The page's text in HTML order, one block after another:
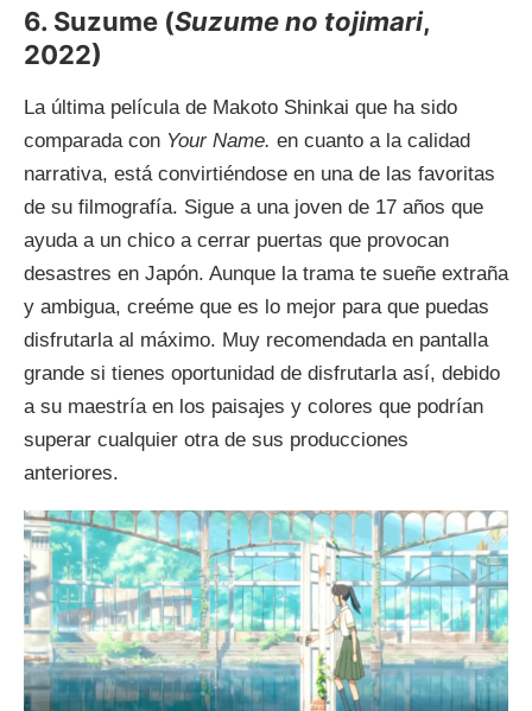
6. Suzume (Suzume no tojimari,
2022)
La última película de Makoto Shinkai que ha sido
comparada con Your Name. en cuanto a la calidad
narrativa, está convirtiéndose en una de las favoritas
de su filmografía. Sigue a una joven de 17 años que
ayuda a un chico a cerrar puertas que provocan
desastres en Japón. Aunque la trama te sueñe extraña
y ambigua, creéme que es lo mejor para que puedas
disfrutarla al máximo. Muy recomendada en pantalla
grande si tienes oportunidad de disfrutarla así, debido
a su maestría en los paisajes y colores que podrían
superar cualquier otra de sus producciones
anteriores.